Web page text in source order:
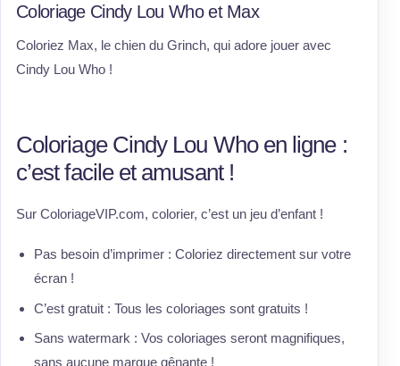
Coloriage Cindy Lou Who et Max
Coloriez Max, le chien du Grinch, qui adore jouer avec
Cindy Lou Who !
Coloriage Cindy Lou Who en ligne :
c’est facile et amusant !
Sur ColoriageVIP.com, colorier, c’est un jeu d’enfant !
Pas besoin d’imprimer : Coloriez directement sur votre
écran !
C’est gratuit : Tous les coloriages sont gratuits !
Sans watermark : Vos coloriages seront magnifiques,
sans aucune marque gênante !